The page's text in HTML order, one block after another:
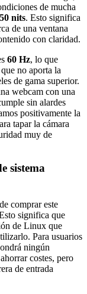
de mucha
nits. Esto significa
de una ventana
con claridad.
60 Hz, lo que
no aporta la
de gama superior.
webcam con una
sin alardes
positivamente la
tapar la cámara
muy de
sistema
comprar este
significa que
de Linux que
Para usuarios
ningún
costes, pero
de entrada